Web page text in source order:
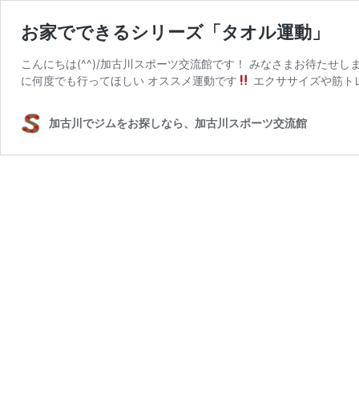
お家でできるシリーズ「タオル運動」
こんにちは(^^)/加古川スポーツ交流館です！ みなさまお待たせし
に何度でも行ってほしい オススメ運動です
エクササイズや筋
加古川でジムをお探しなら、加古川スポーツ交流館